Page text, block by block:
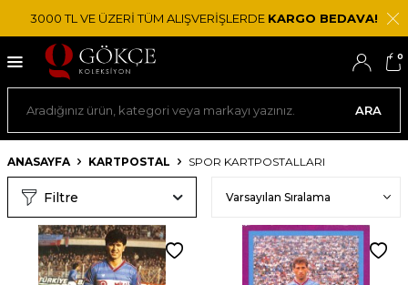
3000 TL VE ÜZERİ TÜM ALIŞVERİŞLERDE KARGO BEDAVA!
ARA
0
ANASAYFA KARTPOSTAL SPOR KARTPOSTALLARI
Filtre